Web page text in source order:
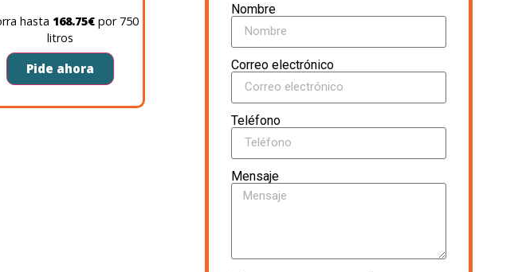
hasta 168.75€por 750
litros
Nombre
Correo electrónico
Teléfono
Mensaje